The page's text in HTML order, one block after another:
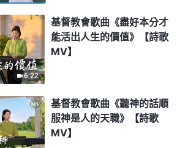
6:22
基督教會歌曲《盡好本分才
能活出人生的價值》【詩歌
MV】
基督教會歌曲《聽神的話順
服神是人的天職》【詩歌
MV】